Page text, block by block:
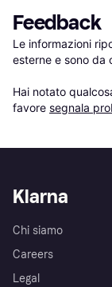
Feedback
Le informazioni
esterne e sono da
Hai notato
favore segnala
Klarna
Chi siamo
Careers
Legal